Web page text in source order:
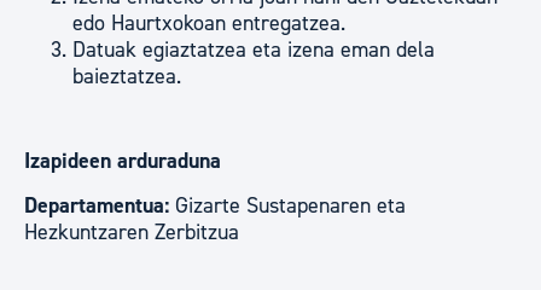
edo Haurtxokoan entregatzea.
Datuak egiaztatzea eta izena eman dela
baieztatzea.
Izapideen arduraduna
Departamentua: Gizarte Sustapenaren eta
Hezkuntzaren Zerbitzua